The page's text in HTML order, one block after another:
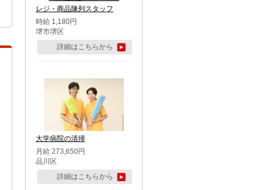
レジ・商品陳列スタッフ
時給 1,180円
堺市堺区
詳細はこちらから
大学病院の清掃
月給 273,650円
品川区
詳細はこちらから